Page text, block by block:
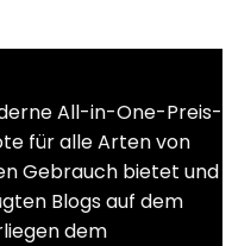
All-in-One-Preis-
für alle Arten von
Gebrauch bietet und
Blogs auf dem
dem